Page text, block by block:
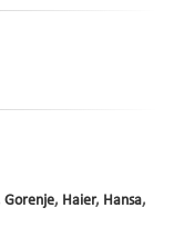
Gorenje, Haier, Hansa,